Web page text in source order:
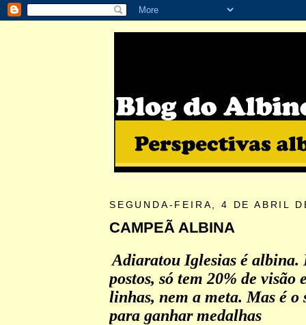
SEGUNDA-FEIRA, 4 DE ABRIL
CAMPEÃ ALBINA
Adiaratou Iglesias é albina.
postos, só tem 20% de visão
linhas, nem a meta. Mas é o
para ganhar medalhas